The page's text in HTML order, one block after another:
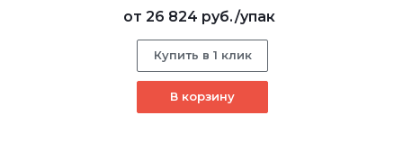
от 26 824 руб./упак
Купить в 1 клик
В корзину